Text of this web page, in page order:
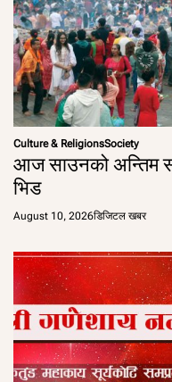
Culture & ReligionsSociety
आज साउनको अन्तिम
भिड
August 10, 2026डिजिटल खबर